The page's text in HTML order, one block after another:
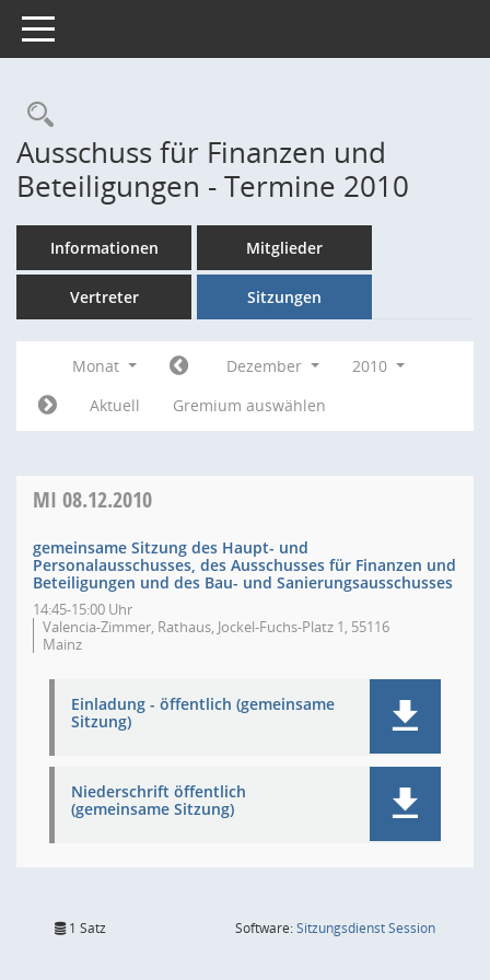
Toggle navigation
Rechercheauswahl
Ausschuss für Finanzen und
Beteiligungen - Termine 2010
Informationen Mitglieder
Vertreter Sitzungen
Monat Dezember
2010
Aktuell
Gremium auswählen
MI 08.12.2010
gemeinsame Sitzung des Haupt- und
Personalausschusses, des Ausschusses für Finanzen und
Beteiligungen und des Bau- und Sanierungsausschusses
14:45-15:00 Uhr
Valencia-Zimmer, Rathaus, Jockel-Fuchs-Platz 1, 55116
Mainz
Einladung - öffentlich (gemeinsame
Sitzung)
Niederschrift öffentlich
(gemeinsame Sitzung)
1 Satz Software:SitzungsdienstSession(Wird in